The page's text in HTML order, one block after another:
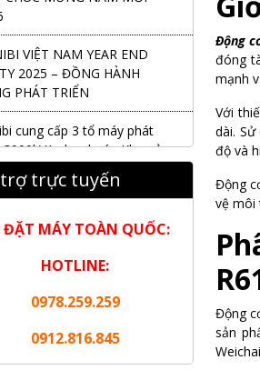
VIỆT NAM YEAR END
2025 – ĐỒNG HÀNH
PHÁT TRIỂN
cung cấp 3 tổ máy phát
cho dự án Kho cảng
LNG
tổng kết công tác năm
và triển khai nhiệm vụ năm
do chi hội tàu du lịch Hạ
khai trương văn phòng
bền vững
trực tuyến
ĐẶT MÁY TOÀN QUỐC:
HOTLINE:
0978.259.259
0912.816.845
Động
đóng
mạnh
Với
dài.
độ và
Động
vệ môi
Động
sản